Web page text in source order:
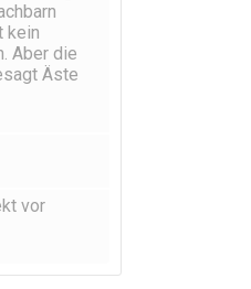
kein
Aber die
Äste
vor